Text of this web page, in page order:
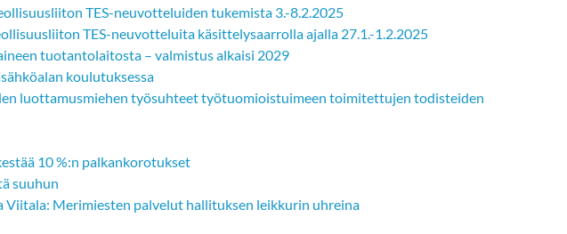
TES-neuvotteluiden tukemista 3.-8.2.2025
TES-neuvotteluita käsittelysaarrolla ajalla 27.1.-1.2.2025
tuotantolaitosta – valmistus alkaisi 2029
koulutuksessa
luottamusmiehen työsuhteet työtuomioistuimeen toimitettujen todisteiden
10 %:n palkankorotukset
suuhun
Viitala: Merimiesten palvelut hallituksen leikkurin uhreina